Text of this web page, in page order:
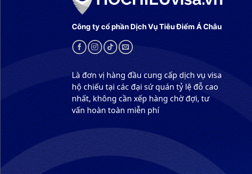
Công ty cổ phần Dịch Vụ Tiêu Điểm Á Châu
Là đơn vị hàng đầu cung cấp dịch vụ visa
hộ chiếu tại các đại sứ quán tỷ lệ đỗ cao
nhất, không cần xếp hàng chờ đợi, tư
vấn hoàn toàn miễn phí